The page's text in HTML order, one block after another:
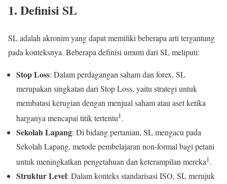
1. Definisi SL
SL adalah akronim yang dapat memiliki beberapa arti tergantung
pada konteksnya. Beberapa definisi umum dari SL meliputi:
Stop Loss: Dalam perdagangan saham dan forex, SL
merupakan singkatan dari Stop Loss, yaitu strategi untuk
membatasi kerugian dengan menjual saham atau aset ketika
harganya mencapai titik tertentu1.
Sekolah Lapang: Di bidang pertanian, SL mengacu pada
Sekolah Lapang, metode pembelajaran non-formal bagi petani
untuk meningkatkan pengetahuan dan keterampilan mereka1.
Struktur Level: Dalam konteks standarisasi ISO, SL merujuk